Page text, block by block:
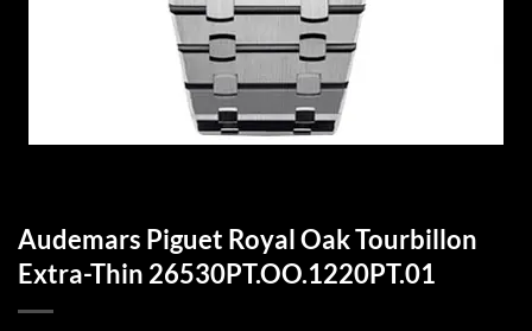
Audemars Piguet Royal Oak Tourbillon
Extra-Thin 26530PT.OO.1220PT.01